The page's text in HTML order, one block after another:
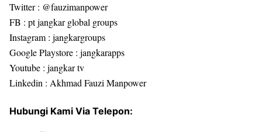
Twitter : @fauzimanpower
FB : pt jangkar global groups
Instagram : jangkargroups
Google Playstore : jangkarapps
Youtube : jangkar tv
Linkedin : Akhmad Fauzi Manpower
Hubungi Kami Via Telepon: